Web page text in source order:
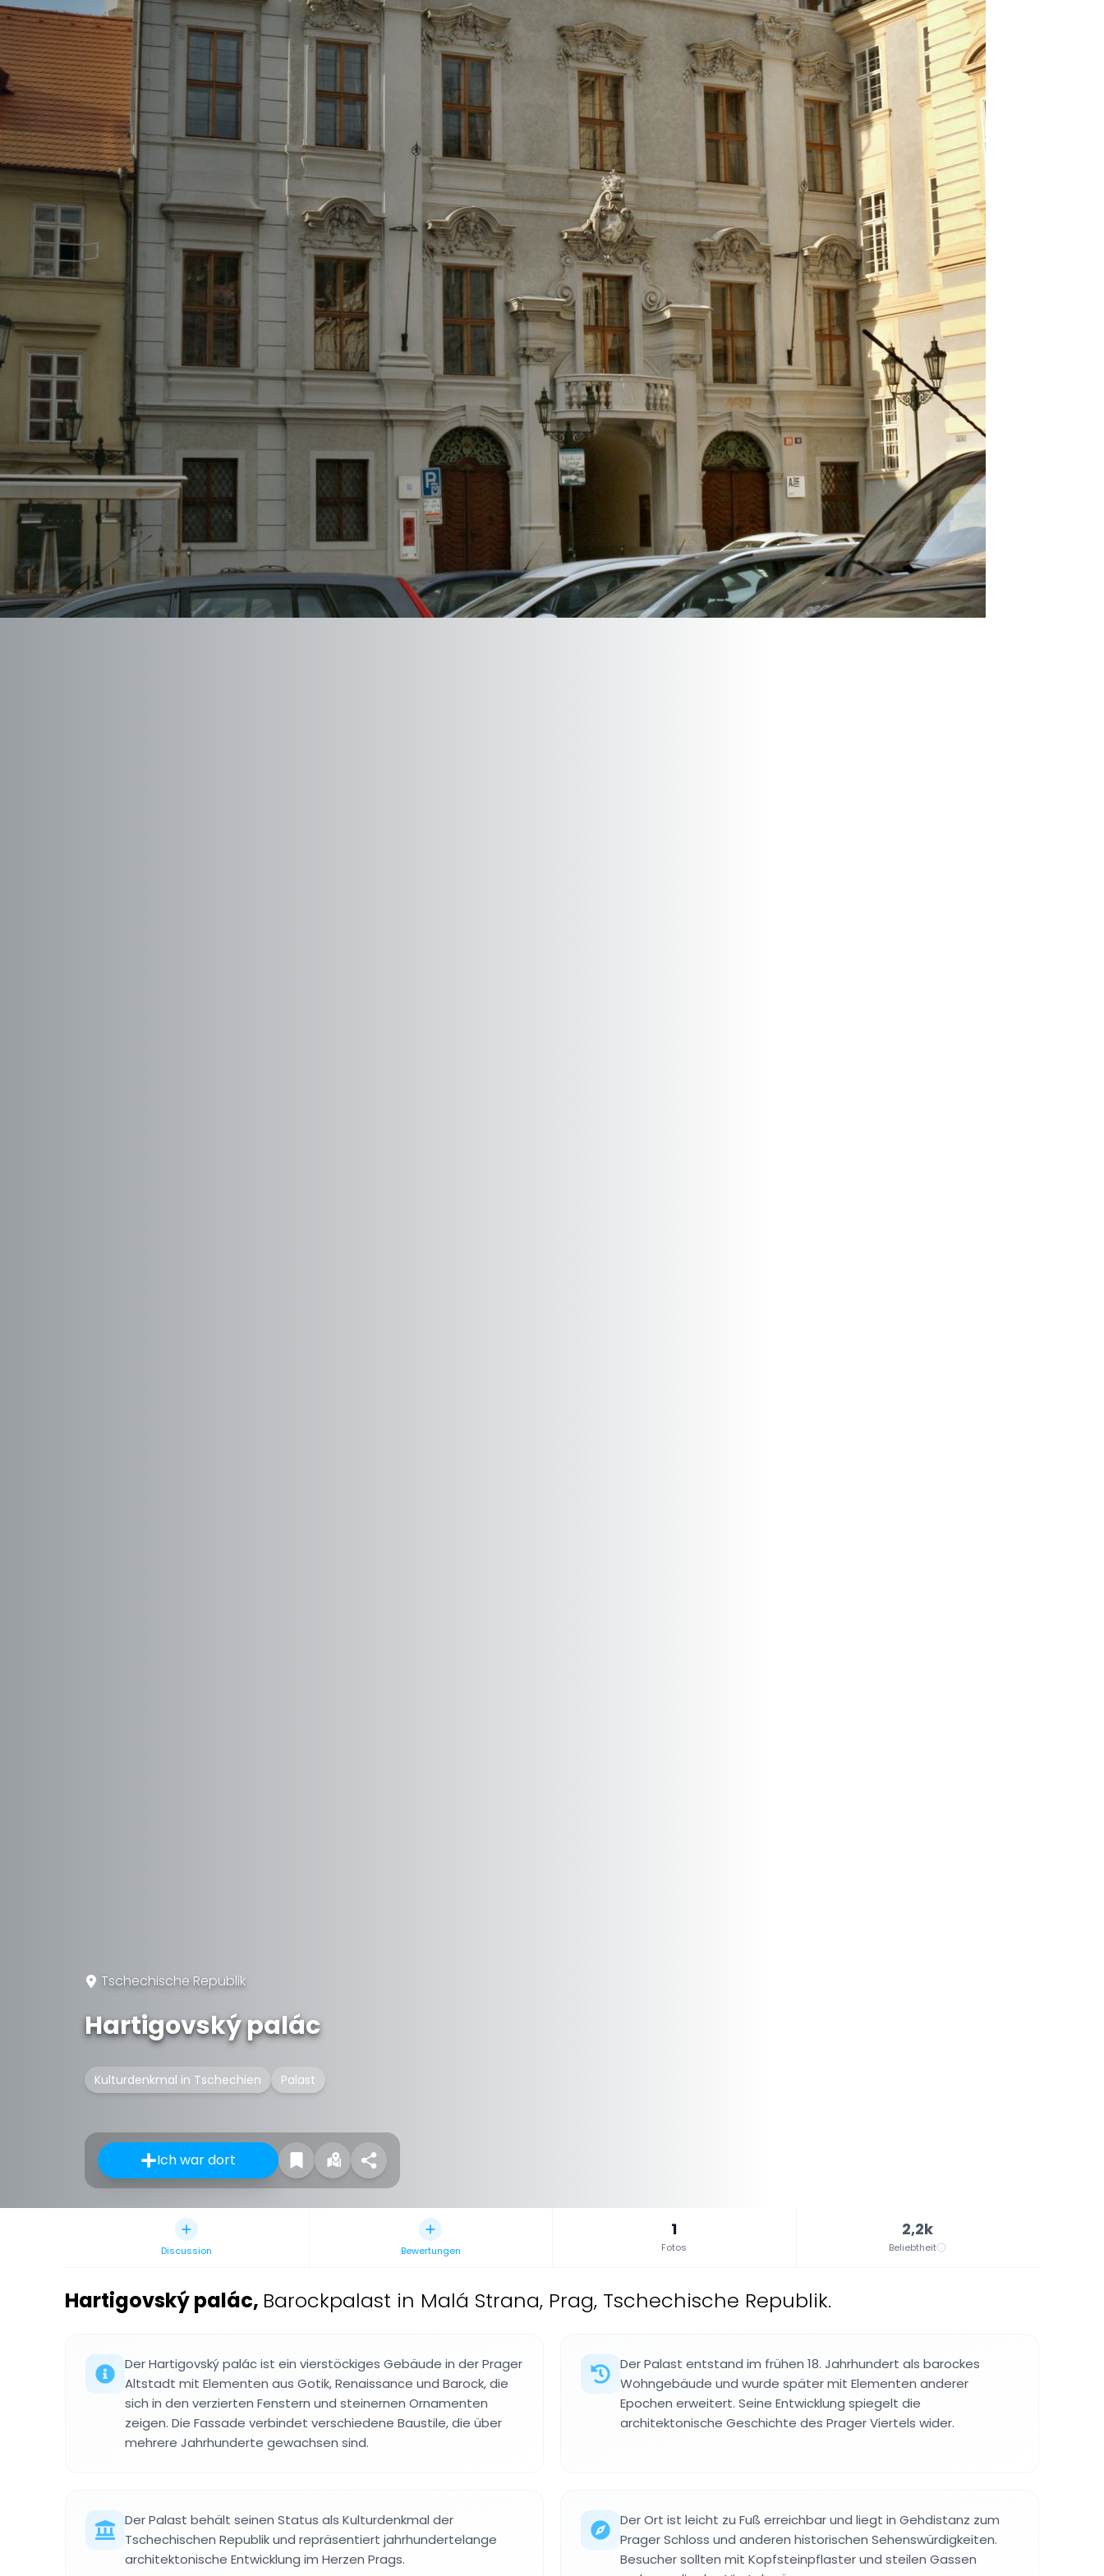
Tschechische Republik
Hartigovský palác
Kulturdenkmal in Tschechien Palast
Ich war dort
Discussion Bewertungen
1
Fotos
2,2k
Beliebtheit
Hartigovský palác, Barockpalast in Malá Strana, Prag, Tschechische Republik.
Der Hartigovský palác ist ein vierstöckiges Gebäude in der Prager
Altstadt mit Elementen aus Gotik, Renaissance und Barock, die
sich in den verzierten Fenstern und steinernen Ornamenten
zeigen. Die Fassade verbindet verschiedene Baustile, die über
mehrere Jahrhunderte gewachsen sind.
Der Palast entstand im frühen 18. Jahrhundert als barockes
Wohngebäude und wurde später mit Elementen anderer
Epochen erweitert. Seine Entwicklung spiegelt die
architektonische Geschichte des Prager Viertels wider.
Der Palast behält seinen Status als Kulturdenkmal der
Tschechischen Republik und repräsentiert jahrhundertelange
architektonische Entwicklung im Herzen Prags.
Der Ort ist leicht zu Fuß erreichbar und liegt in Gehdistanz zum
Prager Schloss und anderen historischen Sehenswürdigkeiten.
Besucher sollten mit Kopfsteinpflaster und steilen Gassen